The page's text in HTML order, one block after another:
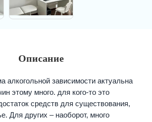
Описание
алкогольной зависимости актуальна
этому много. для кого-то это
средств для существования,
Для других – наоборот, много